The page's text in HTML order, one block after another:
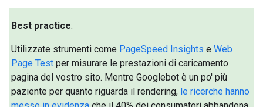
Best practice:
Utilizzate strumenti come PageSpeed Insights eWeb
Page Test per misurare le prestazioni di caricamento
pagina del vostro sito. Mentre Googlebot è un po' più
paziente per quanto riguarda il rendering, le ricerche hanno